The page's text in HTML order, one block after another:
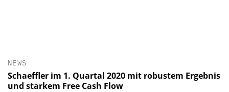
NEWS
Schaeffler im 1. Quartal 2020 mit robustem Ergebnis
und starkem Free Cash Flow